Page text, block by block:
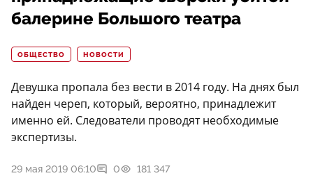
балерине Большого театра
ОБЩЕСТВО НОВОСТИ
Девушка пропала без вести в 2014 году. На днях был
найден череп, который, вероятно, принадлежит
именно ей. Следователи проводят необходимые
экспертизы.
29 мая 2019 06:10 0 181 347